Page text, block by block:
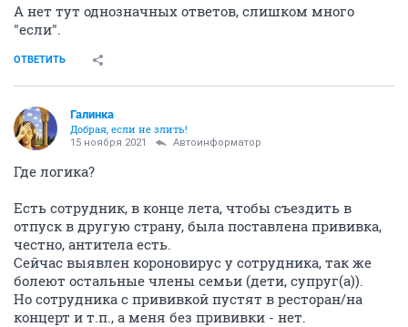
А нет тут однозначных ответов, слишком много
"если".
ОТВЕТИТЬ
Галинка
Добрая, если не злить!
15 ноября 2021 Автоинформатор
Где логика?
Есть сотрудник, в конце лета, чтобы съездить в
отпуск в другую страну, была поставлена прививка,
честно, антитела есть.
Сейчас выявлен короновирус у сотрудника, так же
болеют остальные члены семьи (дети, супруг(а)).
Но сотрудника с прививкой пустят в ресторан/на
концерт и т.п., а меня без прививки - нет.